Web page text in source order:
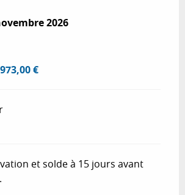
au30 novembre 2026
2026
973,00 €
et solde à 15 jours avant